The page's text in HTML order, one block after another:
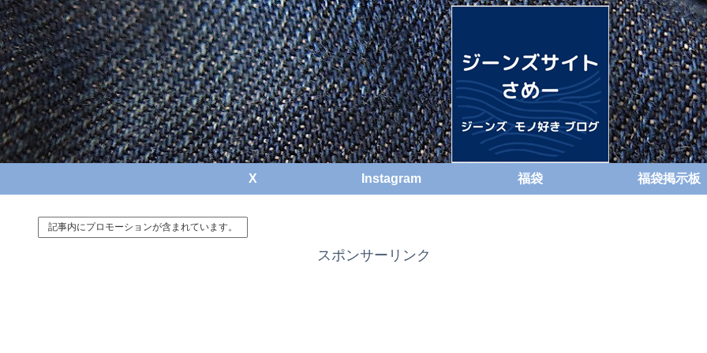
X Instagram 福袋 福袋掲示板
記事内にプロモーションが含まれています。
スポンサーリンク